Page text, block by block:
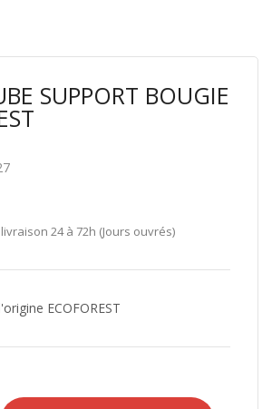
SUPPORT BOUGIE
livraison 24 à 72h (Jours ouvrés)
ECOFOREST